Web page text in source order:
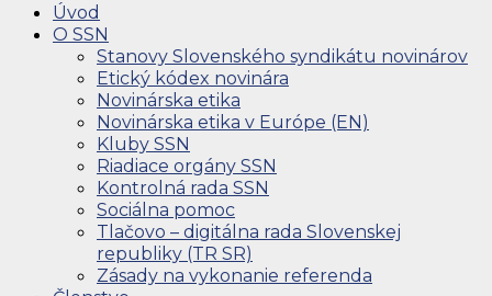
Úvod
O SSN
Stanovy Slovenského syndikátu novinárov
Etický kódex novinára
Novinárska etika
Novinárska etika v Európe (EN)
Kluby SSN
Riadiace orgány SSN
Kontrolná rada SSN
Sociálna pomoc
Tlačovo – digitálna rada Slovenskej
republiky (TR SR)
Zásady na vykonanie referenda